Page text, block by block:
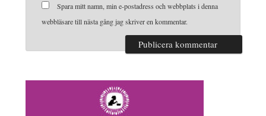
Spara mitt namn, min e-postadress och webbplats i denna
webbläsare till nästa gång jag skriver en kommentar.